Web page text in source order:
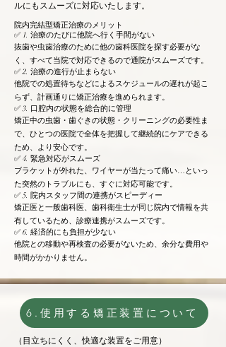
ルにもスムーズに対応いたします。
院内完結型矯正治療のメリット
✅ 1. 治療のたびに他院へ行く手間がない
抜歯や虫歯治療のために他の歯科医院を探す必要がな
く、すべて当院で対応できるので通院がスムーズです。
✅ 2. 治療の進行が止まらない
他院での処置待ちなどによるスケジュールの遅れが起こ
らず、計画通りに矯正治療を進められます。
✅ 3. 口腔内の状態を総合的に管理
矯正中の虫歯・歯ぐきの状態・クリーニングの必要性ま
で、ひとつの医院で全体を把握して継続的にケアできる
ため、より安心です。
✅ 4. 緊急対応がスムーズ
ブラケットが外れた、ワイヤーが当たって痛い…といっ
た突然のトラブルにも、すぐに対応可能です。
✅ 5. 院内スタッフ間の連携がスピーディー
矯正医と一般歯科医、歯科衛生士が同じ院内で情報を共
有しているため、診療連携がスムーズです。
✅ 6. 経済的にも負担が少ない
他院との移動や再検査の必要がないため、余分な費用や
時間がかかりません。
6.使用する矯正装置について
（目立ちにくく、快適な装置をご用意）